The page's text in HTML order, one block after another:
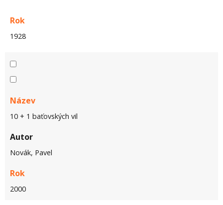
Rok
1928
Název
10 + 1 baťovských vil
Autor
Novák, Pavel
Rok
2000